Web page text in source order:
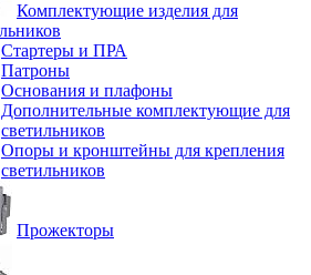
Комплектующие изделия для
Стартеры и ПРА
Патроны
Основания и плафоны
Дополнительные комплектующие для
светильников
Опоры и кронштейны для крепления
светильников
Прожекторы